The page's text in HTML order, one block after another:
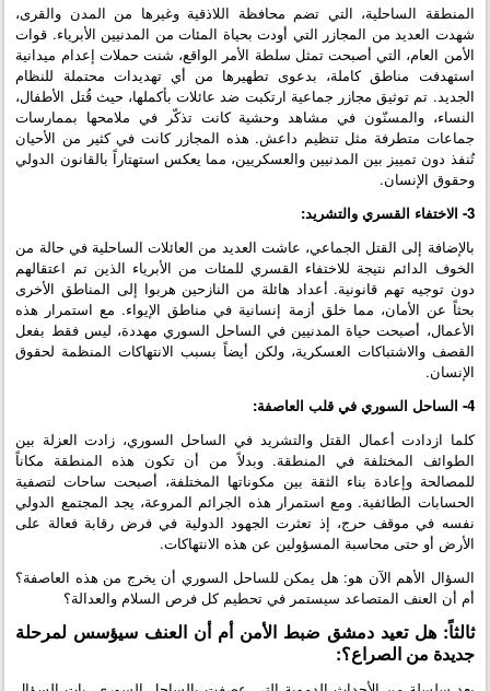
المنطقة الساحلية، التي تضم محافظة اللاذقية وغيرها من المدن والقرى،
شهدت العديد من المجازر التي أودت بحياة المئات من المدنيين الأبرياء. قوات
الأمن العام، التي أصبحت تمثل سلطة الأمر الواقع، شنت حملات إعدام ميدانية
استهدفت مناطق كاملة، بدعوى تطهيرها من أي تهديدات محتملة للنظام
الجديد. تم توثيق مجازر جماعية ارتكبت ضد عائلات بأكملها، حيث قُتل الأطفال،
النساء، والمسنّون في مشاهد وحشية كانت تذكّر في ملامحها بممارسات
جماعات متطرفة مثل تنظيم داعش. هذه المجازر كانت في كثير من الأحيان
تُنفذ دون تمييز بين المدنيين والعسكريين، مما يعكس استهتاراً بالقانون الدولي
وحقوق الإنسان.
3- الاختفاء القسري والتشريد:
بالإضافة إلى القتل الجماعي، عاشت العديد من العائلات الساحلية في حالة من
الخوف الدائم نتيجة للاختفاء القسري للمئات من الأبرياء الذين تم اعتقالهم
دون توجيه تهم قانونية. أعداد هائلة من النازحين هربوا إلى المناطق الأخرى
بحثاً عن الأمان، مما خلق أزمة إنسانية في مناطق الإيواء. مع استمرار هذه
الأعمال، أصبحت حياة المدنيين في الساحل السوري مهددة، ليس فقط بفعل
القصف والاشتباكات العسكرية، ولكن أيضاً بسبب الانتهاكات المنظمة لحقوق
الإنسان.
4- الساحل السوري في قلب العاصفة:
كلما ازدادت أعمال القتل والتشريد في الساحل السوري، زادت العزلة بين
الطوائف المختلفة في المنطقة. وبدلاً من أن تكون هذه المنطقة مكاناً
للمصالحة وإعادة بناء الثقة بين مكوناتها المختلفة، أصبحت ساحات لتصفية
الحسابات الطائفية. ومع استمرار هذه الجرائم المروعة، يجد المجتمع الدولي
نفسه في موقف حرج، إذ تعثرت الجهود الدولية في فرض رقابة فعالة على
الأرض أو حتى محاسبة المسؤولين عن هذه الانتهاكات.
السؤال الأهم الآن هو: هل يمكن للساحل السوري أن يخرج من هذه العاصفة؟
أم أن العنف المتصاعد سيستمر في تحطيم كل فرص السلام والعدالة؟
ثالثاً: هل تعيد دمشق ضبط الأمن أم أن العنف سيؤسس لمرحلة
جديدة من الصراع؟: